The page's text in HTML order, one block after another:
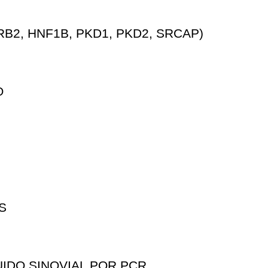
HNF1B, PKD1, PKD2, SRCAP)
SINOVIAL POR PCR